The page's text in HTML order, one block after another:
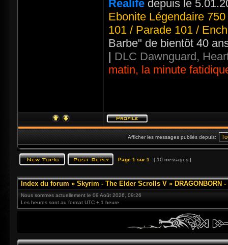
Realife depuis le
Ebonite Légendaire
101 / Parade 101 /
Barbe" de bientôt 40
| DLC Dawnguard,
matin, la minute
Afficher les messages publiés depuis:
Page 1 sur 1 [ 10 messages ]
Index du forum » Skyrim - The Elder Scrolls V » DRAGONBORN
Nous sommes actuellement le 09 Août 2026, 09:26
Les heures sont au format UTC + 1 heure